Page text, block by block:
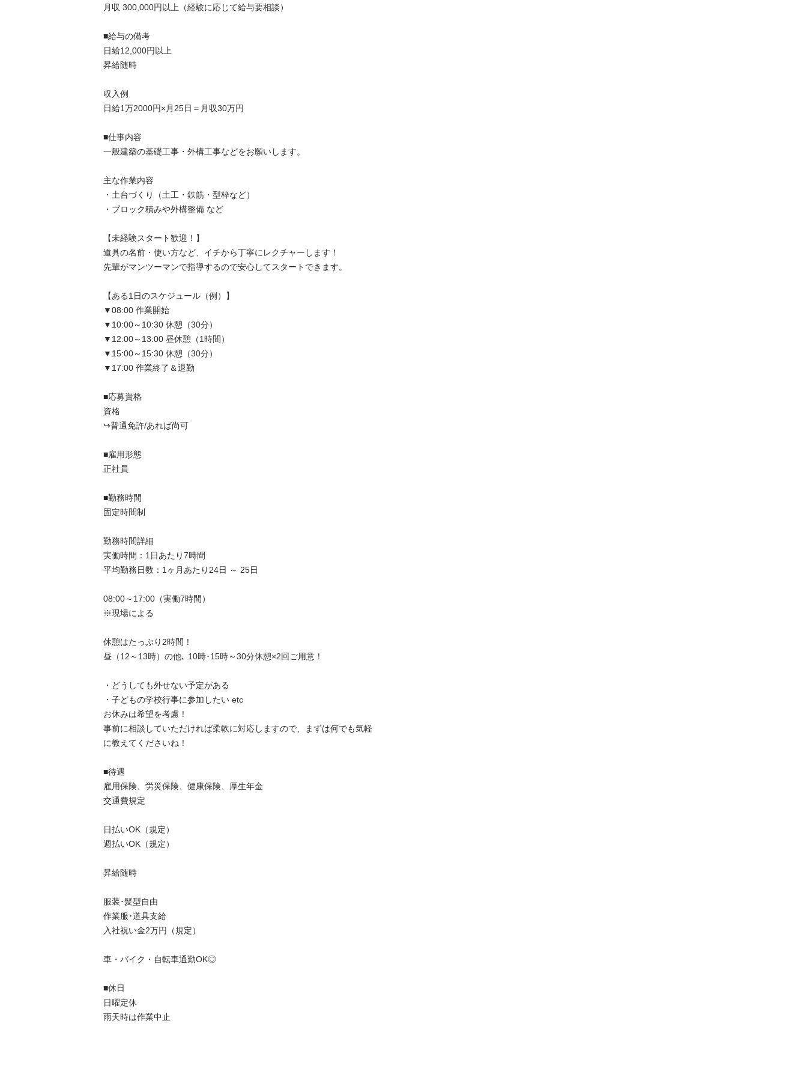
月収 300,000円以上（経験に応じて給与要相談）
■給与の備考
日給12,000円以上
昇給随時
収入例
日給1万2000円×月25日＝月収30万円
■仕事内容
一般建築の基礎工事・外構工事などをお願いします。
主な作業内容
・土台づくり（土工・鉄筋・型枠など）
・ブロック積みや外構整備 など
【未経験スタート歓迎！】
道具の名前・使い方など、イチから丁寧にレクチャーします！
先輩がマンツーマンで指導するので安心してスタートできます。
【ある1日のスケジュール（例）】
▼08:00 作業開始
▼10:00～10:30 休憩（30分）
▼12:00～13:00 昼休憩（1時間）
▼15:00～15:30 休憩（30分）
▼17:00 作業終了＆退勤
■応募資格
資格
↪︎普通免許/あれば尚可
■雇用形態
正社員
■勤務時間
固定時間制
勤務時間詳細
実働時間：1日あたり7時間
平均勤務日数：1ヶ月あたり24日 ～ 25日
08:00～17:00（実働7時間）
※現場による
休憩はたっぷり2時間！
昼（12～13時）の他､ 10時･15時～30分休憩×2回ご用意！
・どうしても外せない予定がある
・子どもの学校行事に参加したい etc
お休みは希望を考慮！
事前に相談していただければ柔軟に対応しますので、まずは何でも気軽
に教えてくださいね！
■待遇
雇用保険、労災保険、健康保険、厚生年金
交通費規定
日払いOK（規定）
週払いOK（規定）
昇給随時
服装･髪型自由
作業服･道具支給
入社祝い金2万円（規定）
車・バイク・自転車通勤OK◎
■休日
日曜定休
雨天時は作業中止